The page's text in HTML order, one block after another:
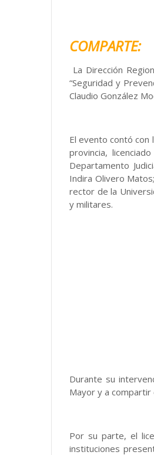
COMPARTE:
La Dirección
“Seguridad y
Claudio González
El evento contó con
provincia,
Departamento
Indira Olivero
rector de la
y militares.
Durante su
Mayor y a compartir
Por su parte, el
instituciones